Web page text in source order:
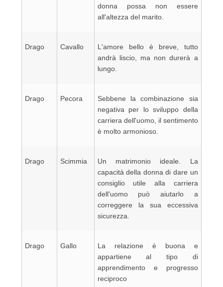
donna possa non essere
all'altezza del marito.
Drago Cavallo
L'amore bello è breve, tutto
andrà liscio, ma non durerà a
lungo.
Drago Pecora
Sebbene la combinazione sia
negativa per lo sviluppo della
carriera dell'uomo, il sentimento
è molto armonioso.
Drago Scimmia
Un matrimonio ideale. La
capacità della donna di dare un
consiglio utile alla carriera
dell'uomo può aiutarlo a
correggere la sua eccessiva
sicurezza.
Drago Gallo
La relazione è buona e
appartiene al tipo di
apprendimento e progresso
reciproco